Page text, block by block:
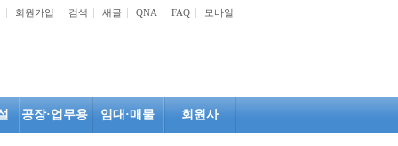
회원가입 검색 새글 QNA FAQ 모바일
공장·업무용 임대·매물 회원사